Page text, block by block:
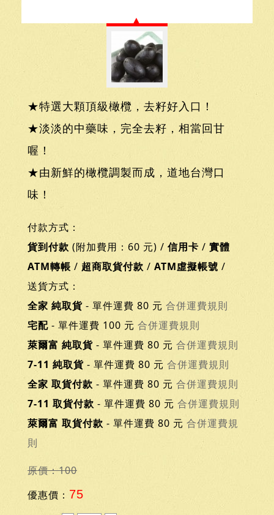
★特選大顆頂級橄欖，去籽好入口！
★淡淡的中藥味，完全去籽，相當回甘
喔！
★由新鮮的橄欖調製而成，道地台灣口
味！
付款方式：
貨到付款 (附加費用：60 元) / 信用卡 / 實體
ATM轉帳 / 超商取貨付款 / ATM虛擬帳號 /
送貨方式：
全家 純取貨 - 單件運費 80 元 合併運費規則
宅配 - 單件運費 100 元 合併運費規則
萊爾富 純取貨 - 單件運費 80 元 合併運費規則
7-11 純取貨 - 單件運費 80 元 合併運費規則
全家 取貨付款 - 單件運費 80 元 合併運費規則
7-11 取貨付款 - 單件運費 80 元 合併運費規則
萊爾富 取貨付款 - 單件運費 80 元 合併運費規
則
原價：100
優惠價： 75